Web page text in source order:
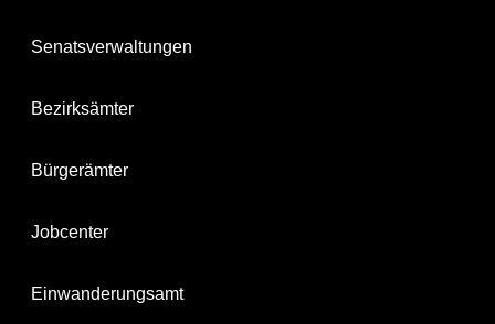
Senatsverwaltungen
Bezirksämter
Bürgerämter
Jobcenter
Einwanderungsamt